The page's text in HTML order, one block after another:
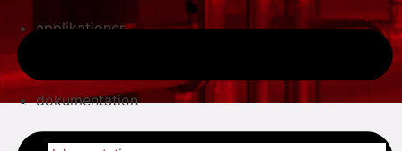
applikationer
dokumentation